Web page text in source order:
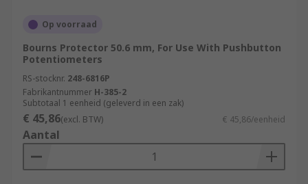
Op voorraad
Bourns Protector 50.6 mm, For Use With Pushbutton
Potentiometers
RS-stocknr. 248-6816P
Fabrikantnummer H-385-2
Subtotaal 1 eenheid (geleverd in een zak)
€ 45,86(excl. BTW) € 45,86/eenheid
Aantal